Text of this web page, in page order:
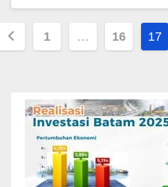
1 … 16 17